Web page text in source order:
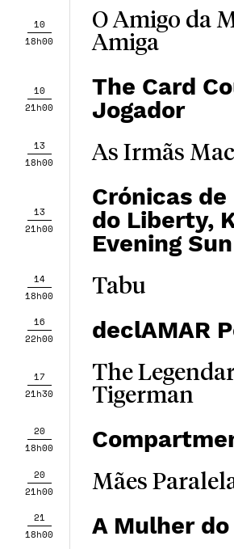
10
18h00
O Amigo da
Amiga
10
21h00
The Card
Jogador
13
18h00
As Irmãs
13
21h00
Crónicas
do Liberty,
Evening Sun
14
18h00
Tabu
16
22h00
declAMAR
17
21h30
The
Tigerman
20
18h00
20
21h00
Mães
21
18h00
A Mulher